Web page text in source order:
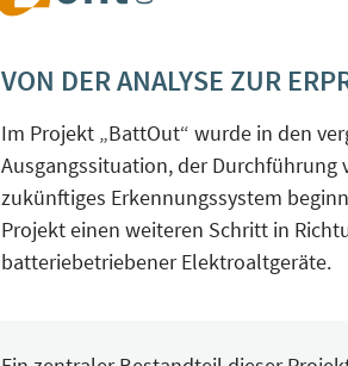
VON DER ANALYSE ZUR
Im Projekt „BattOut“ wurde in den
Ausgangssituation, der
zukünftiges Erkennungssystem
Projekt einen weiteren Schritt in
batteriebetriebener Elektroaltgeräte.